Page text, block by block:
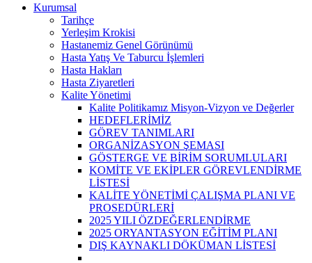
Kurumsal
Tarihçe
Yerleşim Krokisi
Hastanemiz Genel Görünümü
Hasta Yatış Ve Taburcu İşlemleri
Hasta Hakları
Hasta Ziyaretleri
Kalite Yönetimi
Kalite Politikamız Misyon-Vizyon ve Değerler
HEDEFLERİMİZ
GÖREV TANIMLARI
ORGANİZASYON ŞEMASI
GÖSTERGE VE BİRİM SORUMLULARI
KOMİTE VE EKİPLER GÖREVLENDİRME
LİSTESİ
KALİTE YÖNETİMİ ÇALIŞMA PLANI VE
PROSEDÜRLERİ
2025 YILI ÖZDEĞERLENDİRME
2025 ORYANTASYON EĞİTİM PLANI
DIŞ KAYNAKLI DÖKÜMAN LİSTESİ